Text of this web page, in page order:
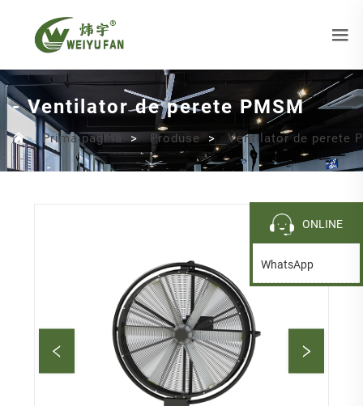
- Ventilator de perete PMSM
Prima pagină > Produse > Ventilator de perete
ONLINE
WhatsApp